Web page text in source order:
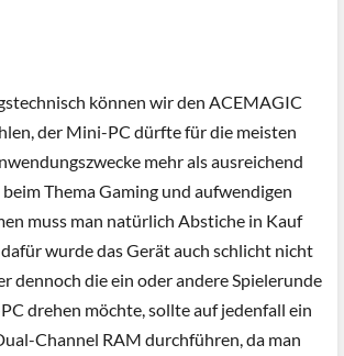
können wir den ACEMAGIC
der Mini-PC dürfte für die meisten
mehr als ausreichend
Thema Gaming und aufwendigen
muss man natürlich Abstiche in Kauf
wurde das Gerät auch schlicht nicht
dennoch die ein oder andere Spielerunde
drehen möchte, sollte auf jedenfall ein
Channel RAM durchführen, da man